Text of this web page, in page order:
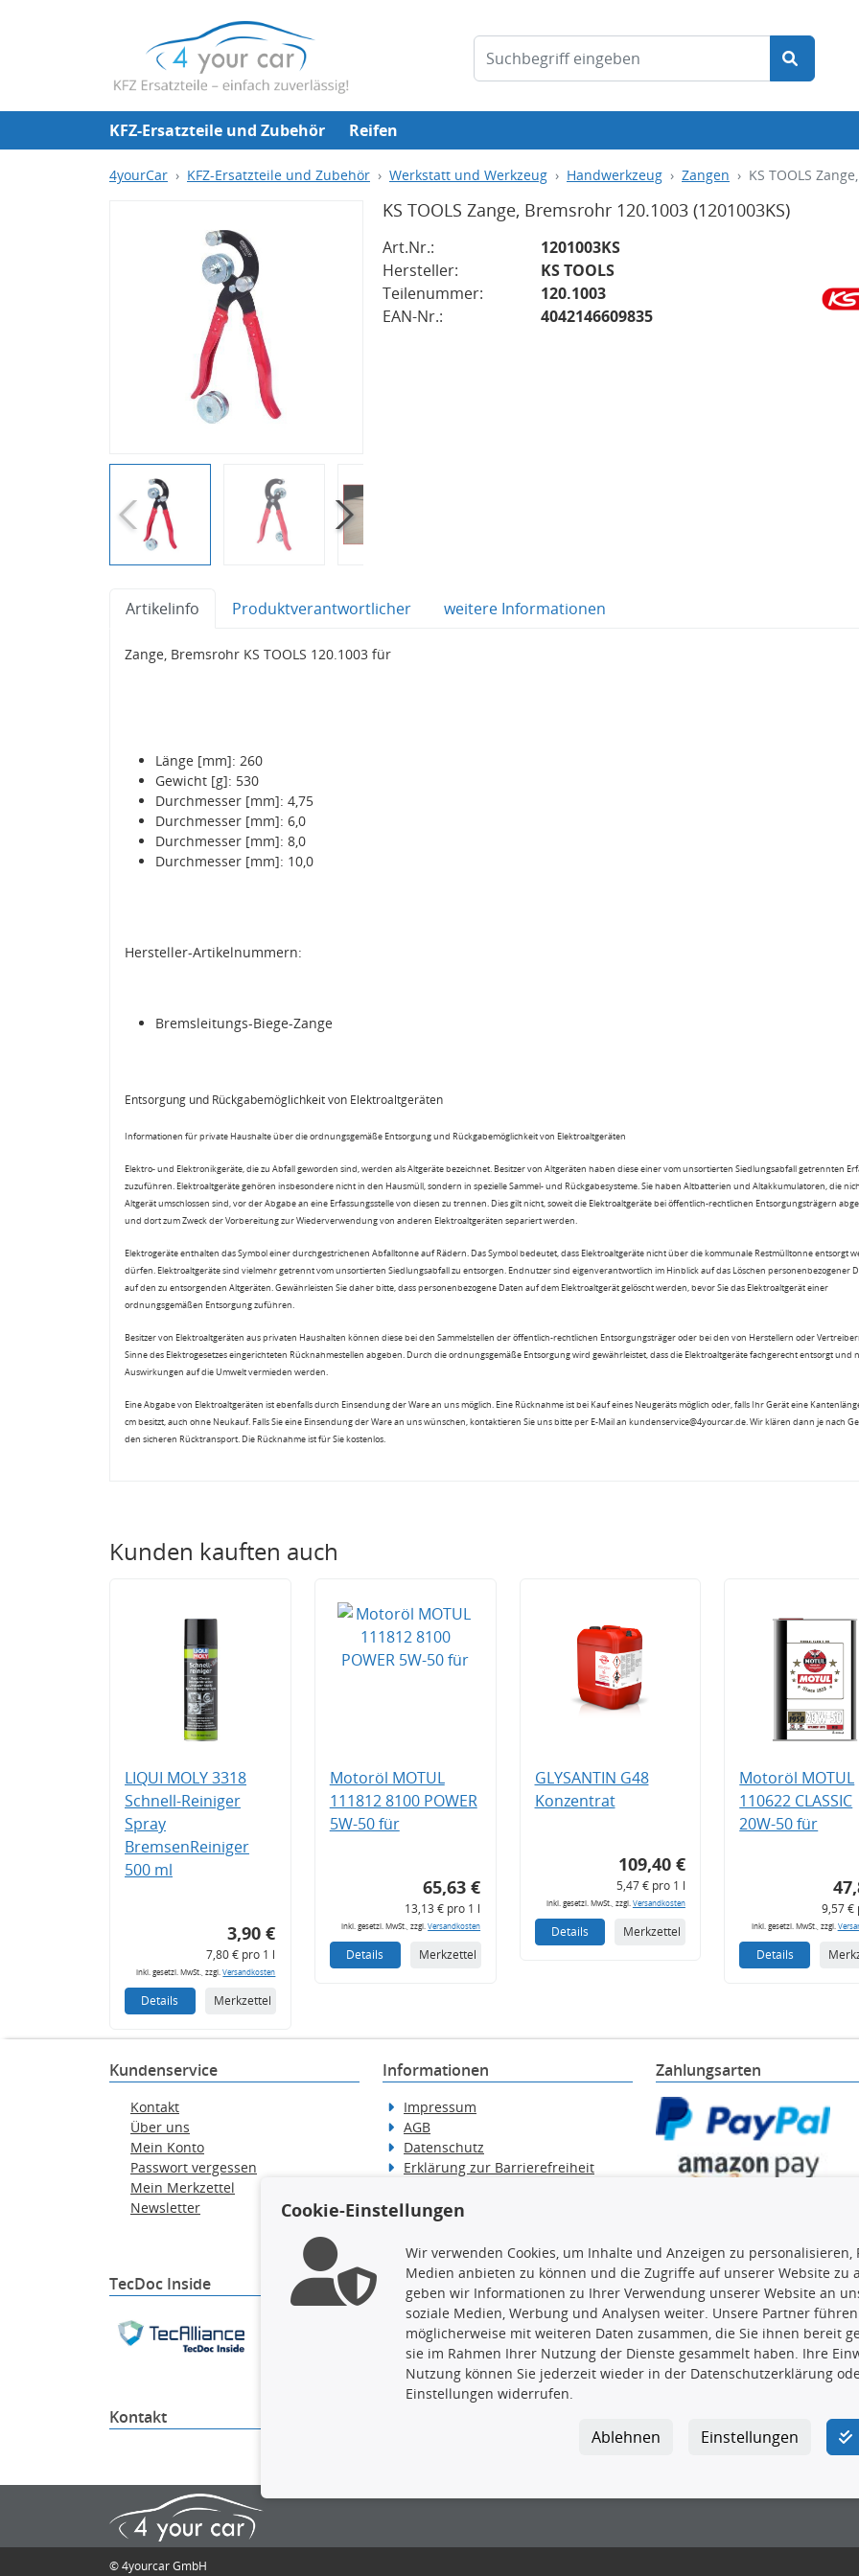
KFZ-Ersatzteile und Zubehör Reifen
4yourCar KFZ-Ersatzteile und Zubehör Werkstatt und Werkzeug Handwerkzeug Zangen KS TOOLS
KS TOOLS Zange, Bremsrohr 120.1003 (1201003KS)
Art.Nr.:
1201003KS
Hersteller:
KS TOOLS
Teilenummer:
120.1003
EAN-Nr.:
4042146609835
Artikelinfo Produktverantwortlicher weitere Informationen
Zange, Bremsrohr KS TOOLS 120.1003 für
Länge [mm]: 260
Gewicht [g]: 530
Durchmesser [mm]: 4,75
Durchmesser [mm]: 6,0
Durchmesser [mm]: 8,0
Durchmesser [mm]: 10,0
Hersteller-Artikelnummern:
Bremsleitungs-Biege-Zange
Entsorgung und Rückgabemöglichkeit von Elektroaltgeräten
Informationen für private Haushalte über die ordnungsgemäße Entsorgung und Rückgabemöglichkeit von Elektroaltgeräten
Elektro- und Elektronikgeräte, die zu Abfall geworden sind, werden als Altgeräte bezeichnet. Besitzer von Altgeräten haben diese einer vom unsortierten Siedlungsabfall getrennten
zuzuführen. Elektroaltgeräte gehören insbesondere nicht in den Hausmüll, sondern in spezielle Sammel- und Rückgabesysteme. Sie haben Altbatterien und Altakkumulatoren, die
Altgerät umschlossen sind, vor der Abgabe an eine Erfassungsstelle von diesen zu trennen. Dies gilt nicht, soweit die Elektroaltgeräte bei öffentlich-rechtlichen Entsorgungsträgern
und dort zum Zweck der Vorbereitung zur Wiederverwendung von anderen Elektroaltgeräten separiert werden.
Elektrogeräte enthalten das Symbol einer durchgestrichenen Abfalltonne auf Rädern. Das Symbol bedeutet, dass Elektroaltgeräte nicht über die kommunale Restmülltonne entsorgt
dürfen. Elektroaltgeräte sind vielmehr getrennt vom unsortierten Siedlungsabfall zu entsorgen. Endnutzer sind eigenverantwortlich im Hinblick auf das Löschen personenbezogener
auf den zu entsorgenden Altgeräten. Gewährleisten Sie daher bitte, dass personenbezogene Daten auf dem Elektroaltgerät gelöscht werden, bevor Sie das Elektroaltgerät einer
ordnungsgemäßen Entsorgung zuführen.
Besitzer von Elektroaltgeräten aus privaten Haushalten können diese bei den Sammelstellen der öffentlich-rechtlichen Entsorgungsträger oder bei den von Herstellern oder
Sinne des Elektrogesetzes eingerichteten Rücknahmestellen abgeben. Durch die ordnungsgemäße Entsorgung wird gewährleistet, dass die Elektroaltgeräte fachgerecht entsorgt und
Auswirkungen auf die Umwelt vermieden werden.
Eine Abgabe von Elektroaltgeräten ist ebenfalls durch Einsendung der Ware an uns möglich. Eine Rücknahme ist bei Kauf eines Neugeräts möglich oder, falls Ihr Gerät eine
cm besitzt, auch ohne Neukauf. Falls Sie eine Einsendung der Ware an uns wünschen, kontaktieren Sie uns bitte per E-Mail an kundenservice@4yourcar.de. Wir klären dann je nach
den sicheren Rücktransport. Die Rücknahme ist für Sie kostenlos.
Kunden kauften auch
LIQUI MOLY 3318
Schnell-Reiniger
Spray
BremsenReiniger
500 ml
3,90 €
7,80 € pro 1 l
inkl. gesetzl. MwSt., zzgl.Versandkosten
Details Merkzettel
Motoröl MOTUL
111812 8100 POWER
5W-50 für
65,63 €
13,13 € pro 1 l
inkl. gesetzl. MwSt., zzgl.Versandkosten
Details Merkzettel
GLYSANTIN G48
Konzentrat
109,40 €
5,47 € pro 1 l
inkl. gesetzl. MwSt., zzgl. Versandkosten
Details Merkzettel
Motoröl MOTUL
110622 CLASSIC
20W-50 für
9,57 €
inkl. gesetzl. MwSt., zzgl.
Details
Kundenservice
Kontakt
Über uns
Mein Konto
Passwort vergessen
Mein Merkzettel
Newsletter
Informationen
Impressum
AGB
Datenschutz
Erklärung zur Barrierefreiheit
Widerrufsbelehrung
Vertrag widerrufen
Zahlungsarten
TecDoc Inside
Die hier angezeigten Daten, insbesondere die gesamte Datenbank, dürfen nicht kopiert
gesamte Datenbank ohne vorherige Zustimmung TecDocs zu vervielfältigen, zu
ausführen zu lassen. Ein Zuwiderhandeln stellt eine Urheberrechtsverletzung dar und
Kontakt
© 4yourcar GmbH
Cookie-Einstellungen
Wir verwenden Cookies, um Inhalte und Anzeigen zu
Medien anbieten zu können und die Zugriffe auf unserer Website zu
geben wir Informationen zu Ihrer Verwendung unserer Website an
soziale Medien, Werbung und Analysen weiter. Unsere Partner
möglicherweise mit weiteren Daten zusammen, die Sie ihnen bereit
sie im Rahmen Ihrer Nutzung der Dienste gesammelt haben. Ihre
Nutzung können Sie jederzeit wieder in der Datenschutzerklärung
Einstellungen widerrufen.
Einstellungen
Ablehnen